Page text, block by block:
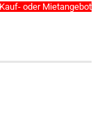
oder Mietangebot